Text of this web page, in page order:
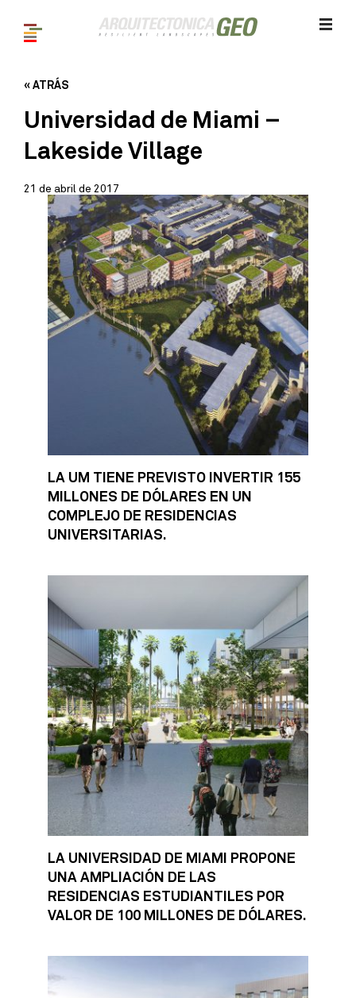
« ATRÁS
Universidad de Miami –
Lakeside Village
21 de abril de 2017
LA UM TIENE PREVISTO INVERTIR 155
MILLONES DE DÓLARES EN UN
COMPLEJO DE RESIDENCIAS
UNIVERSITARIAS.
LA UNIVERSIDAD DE MIAMI PROPONE
UNA AMPLIACIÓN DE LAS
RESIDENCIAS ESTUDIANTILES POR
VALOR DE 100 MILLONES DE DÓLARES.